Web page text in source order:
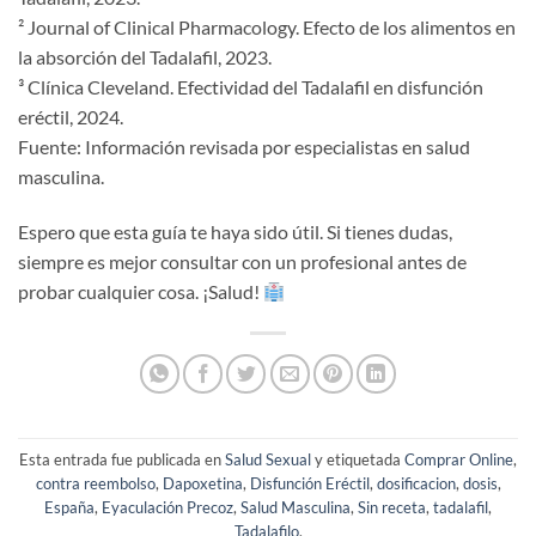
² Journal of Clinical Pharmacology. Efecto de los alimentos en
la absorción del Tadalafil, 2023.
³ Clínica Cleveland. Efectividad del Tadalafil en disfunción
eréctil, 2024.
Fuente: Información revisada por especialistas en salud
masculina.
Espero que esta guía te haya sido útil. Si tienes dudas,
siempre es mejor consultar con un profesional antes de
probar cualquier cosa. ¡Salud!
Esta entrada fue publicada enSalud Sexualy etiquetada Comprar Online,
contra reembolso, Dapoxetina, Disfunción Eréctil, dosificacion, dosis,
España, Eyaculación Precoz, Salud Masculina, Sin receta, tadalafil,
Tadalafilo.